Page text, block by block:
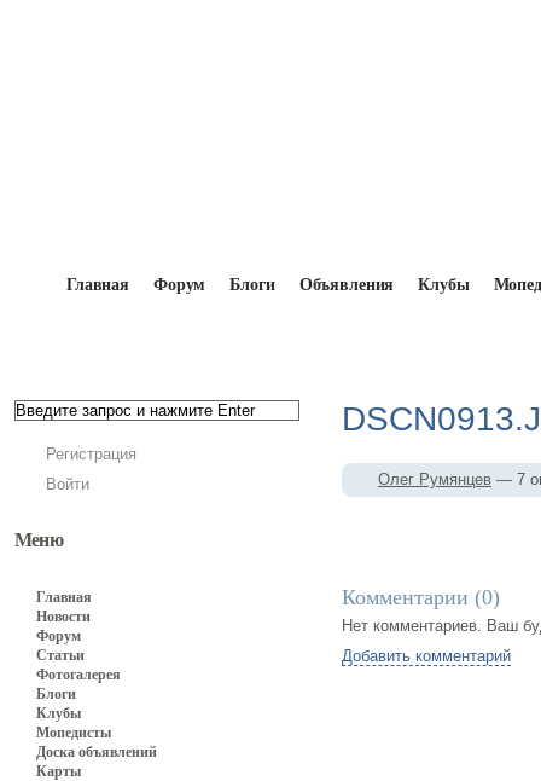
Главная Форум Блоги Объявления Клубы
Регистрация
Войти
Меню
Главная
Новости
Форум
Статьи
Фотогалерея
Блоги
Клубы
Мопедисты
Доска объявлений
Карты
Олег Румянцев — 7
Комментарии (0)
Нет комментариев. Ваш
Добавить комментарий